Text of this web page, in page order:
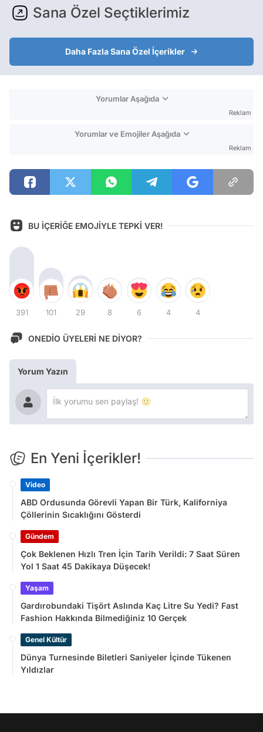
Sana Özel Seçtiklerimiz
Daha Fazla Sana Özel İçerikler
Yorumlar Aşağıda
Reklam
Yorumlar ve Emojiler Aşağıda
Reklam
BU İÇERİĞE EMOJİYLE TEPKİ VER!
391 101 29 8 6 4 4
ONEDİO ÜYELERİ NE DİYOR?
Yorum Yazın
En Yeni İçerikler!
Video
ABD Ordusunda Görevli Yapan Bir Türk, Kaliforniya
Çöllerinin Sıcaklığını Gösterdi
Gündem
Çok Beklenen Hızlı Tren İçin Tarih Verildi: 7 Saat Süren
Yol 1 Saat 45 Dakikaya Düşecek!
Yaşam
Gardırobundaki Tişört Aslında Kaç Litre Su Yedi? Fast
Fashion Hakkında Bilmediğiniz 10 Gerçek
Genel Kültür
Dünya Turnesinde Biletleri Saniyeler İçinde Tükenen
Yıldızlar